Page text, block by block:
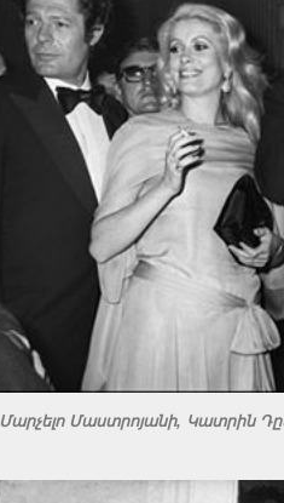
Մարչելո Մաստրոյանի, Կատրին